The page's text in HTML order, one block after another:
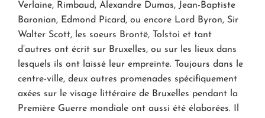
Verlaine, Rimbaud, Alexandre Dumas, Jean-Baptiste
Baronian, Edmond Picard, ou encore Lord Byron, Sir
Walter Scott, les soeurs Brontë, Tolstoi et tant
d’autres ont écrit sur Bruxelles, ou sur les lieux dans
lesquels ils ont laissé leur empreinte. Toujours dans le
centre-ville, deux autres promenades spécifiquement
axées sur le visage littéraire de Bruxelles pendant la
Première Guerre mondiale ont aussi été élaborées. Il